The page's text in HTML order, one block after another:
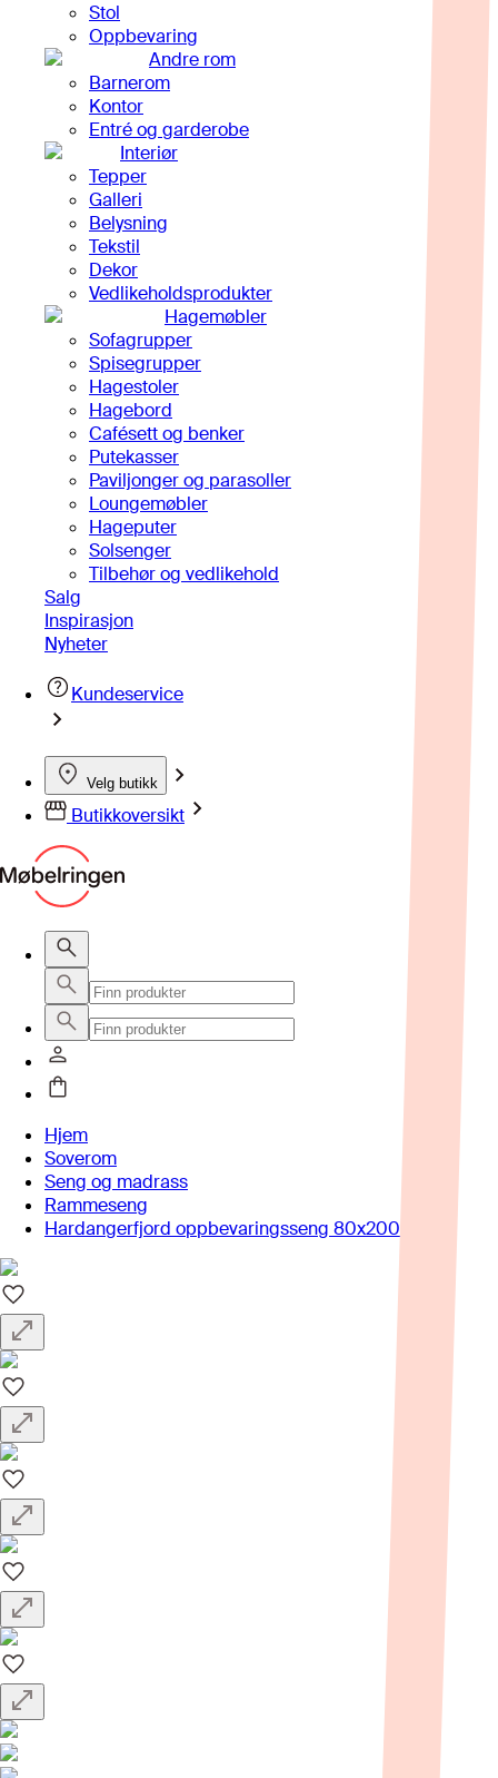
Stol
Oppbevaring
Andre rom
Barnerom
Kontor
Entré og garderobe
Interiør
Tepper
Galleri
Belysning
Tekstil
Dekor
Vedlikeholdsprodukter
Hagemøbler
Sofagrupper
Spisegrupper
Hagestoler
Hagebord
Cafésett og benker
Putekasser
Paviljonger og parasoller
Loungemøbler
Hageputer
Solsenger
Tilbehør og vedlikehold
Salg
Inspirasjon
Nyheter
Kundeservice
Velg butikk
Butikkoversikt
Hjem
Soverom
Seng og madrass
Rammeseng
Hardangerfjord oppbevaringsseng 80x200 cm